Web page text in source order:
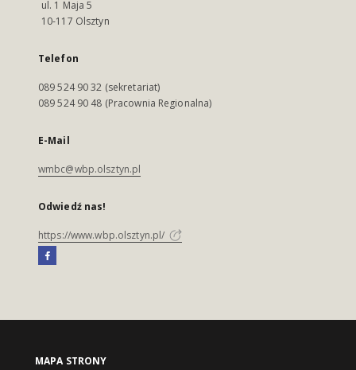
ul. 1 Maja 5
10-117 Olsztyn
Telefon
089 524 90 32 (sekretariat)
089 524 90 48 (Pracownia Regionalna)
E-Mail
wmbc@wbp.olsztyn.pl
Odwiedź nas!
https://www.wbp.olsztyn.pl/
MAPA STRONY